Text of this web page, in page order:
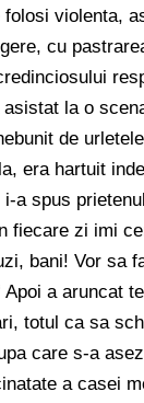
violenta,
cu
la o
de
era hartuit
a spus
fiecare zi imi
bani! Vor sa
a aruncat
totul ca sa
care s-a
a casei